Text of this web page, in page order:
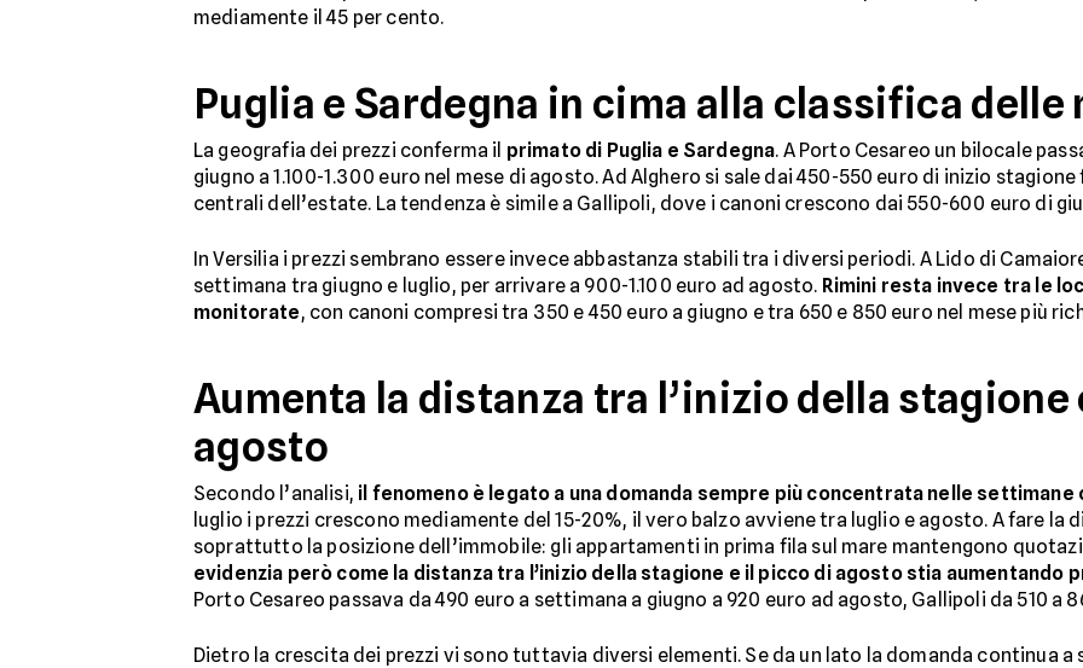
mediamente il 45 per cento.
Puglia e Sardegna in cima alla classifica delle
La geografia dei prezzi conferma il primato di Puglia e Sardegna. A Porto Cesareo un bilocale
giugno a 1.100-1.300 euro nel mese di agosto. Ad Alghero si sale dai 450-550 euro di inizio
centrali dell’estate. La tendenza è simile a Gallipoli, dove i canoni crescono dai 550-600 euro di
In Versilia i prezzi sembrano essere invece abbastanza stabili tra i diversi periodi. A Lido di
settimana tra giugno e luglio, per arrivare a 900-1.100 euro ad agosto. Rimini resta invece tra le
monitorate, con canoni compresi tra 350 e 450 euro a giugno e tra 650 e 850 euro nel mese più
Aumenta la distanza tra l’inizio della stagione
agosto
Secondo l’analisi, il fenomeno è legato a una domanda sempre più concentrata nelle
luglio i prezzi crescono mediamente del 15-20%, il vero balzo avviene tra luglio e agosto. A fare la
soprattutto la posizione dell’immobile: gli appartamenti in prima fila sul mare mantengono
evidenzia però come la distanza tra l’inizio della stagione e il picco di agosto stia aumentando
Porto Cesareo passava da 490 euro a settimana a giugno a 920 euro ad agosto, Gallipoli da 510 a
Dietro la crescita dei prezzi vi sono tuttavia diversi elementi. Se da un lato la domanda continua